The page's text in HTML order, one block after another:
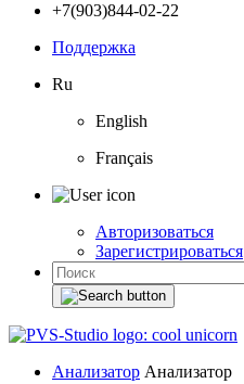
+7(903)844-02-22
Поддержка
Ru
English
Français
Авторизоваться
Зарегистрироваться
Анализатор Анализатор